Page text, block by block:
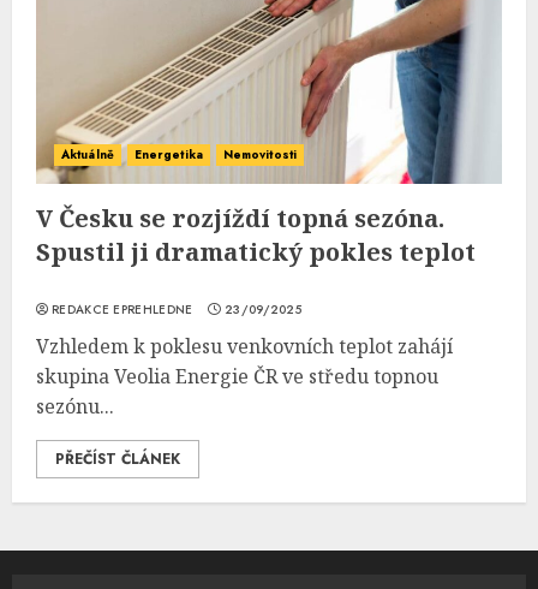
Aktuálně Energetika Nemovitosti
V Česku se rozjíždí topná sezóna.
Spustil ji dramatický pokles teplot
REDAKCE EPREHLEDNE 23/09/2025
Vzhledem k poklesu venkovních teplot zahájí
skupina Veolia Energie ČR ve středu topnou
sezónu...
PŘEČÍST ČLÁNEK